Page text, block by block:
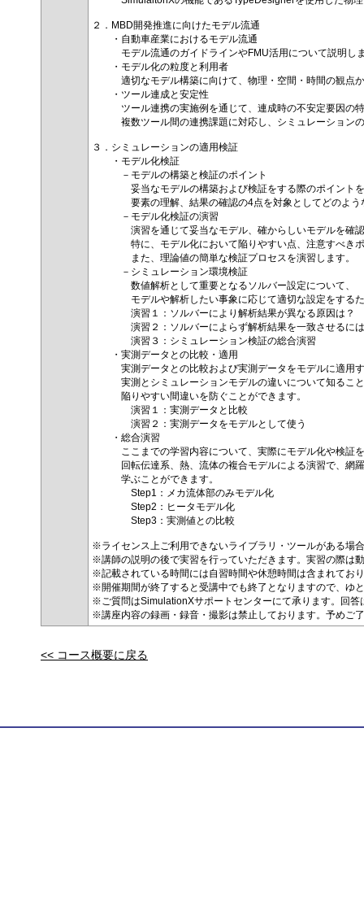
２．MBD開発推進に向けたモデル流通
・自動車産業におけるモデル流通
モデル流通のガイドラインやFMU活用について説明し
・モデル化の粒度と利用者
適切なモデル構築に向けて、物理・空間・時間の観点か
・ツール連成と安定性
ツール連携の実施例を通じて、連成時の不安定要因の特
複数ツール間の連携課題に対応し、シミュレーションの
３．シミュレーションの適用検証
・モデル化検証
－モデルの構築と検証のポイント
妥当なモデルの構築および検証をする際のポイントを
要素の理解、結果の確認の4点を対象としてどのような
－モデル化検証の演習
演習を通じて妥当なモデル、確からしいモデルを確認
特に、モデル化において陥りやすい点、注意すべきポ
また、理論値の簡単な検証プロセスを演習します。
－シミュレーション環境検証
数値解析として重要となるソルバー設定について、
モデルや解析したい事象に応じて適切な設定をするた
演習１：ソルバーにより解析結果が異なる原因は？
演習２：ソルバーによらず解析結果を一致させるに
演習３：シミュレーション検証の総合演習
・実測データとの比較・適用
実測データとの比較および実測データをモデルに適用す
実測とシミュレーションモデルの違いについて知ること
陥りやすい間違いを防ぐことができます。
演習１：実測データと比較
演習２：実測データをモデルとして使う
・総合演習
ここまでの学習内容について、実際にモデル化や検証を
回転伝達系、熱、流体の複合モデルによる演習で、網羅
学ぶことができます。
Step1：メカ流体部のみモデル化
Step2：ヒータモデル化
Step3：実測値との比較
※ライセンス上ご利用できないライブラリ・ツールがある場
※講師の説明の後で実習を行っていただきます。実習の際は
※記載されている時間には自習時間や休憩時間は含まれてお
※開催期間が終了すると受講中でも終了となりますので、ゆ
※ご質問はSimulationXサポートセンターにて承ります。回
※講座内容の録画・録音・撮影は禁止しております。予めご
<< コース概要に戻る